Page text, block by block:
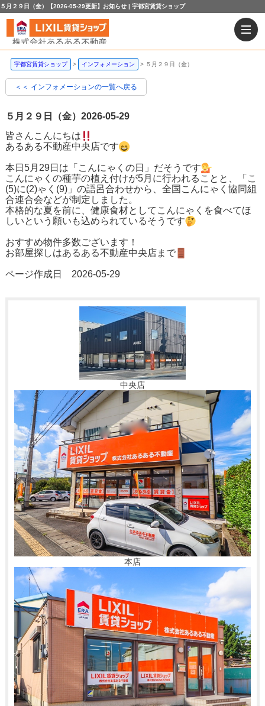
５月２９日（金）【2026-05-29更新】お知らせ | 宇都宮賃貸ショップ
宇都宮賃貸ショップ インフォメーション ５月２９日（金）
＜＜ インフォメーションの一覧へ戻る
５月２９日（金） 2026-05-29
皆さんこんにちは
あるある不動産中央店です
本日5月29日は「こんにゃくの日」だそうです
こんにゃくの種芋の植え付けが5月に行われることと、「こ
(5)に(2)ゃく(9)」の語呂合わせから、全国こんにゃく協同組
合連合会などが制定しました。
本格的な夏を前に、健康食材としてこんにゃくを食べてほ
しいという願いも込められているそうです
おすすめ物件多数ございます！
お部屋探しはあるある不動産中央店まで
ページ作成日 2026-05-29
中央店
本店